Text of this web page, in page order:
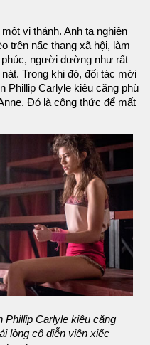
vị thánh. Anh ta nghiện
trên nấc thang xã hội, làm
người dường như rất
Trong khi đó, đối tác mới
Phillip Carlyle kiêu căng phù
Đó là công thức để mất
Phillip Carlyle kiêu căng
lòng cô diễn viên xiếc